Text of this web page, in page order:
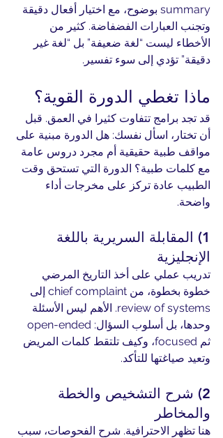
summary بوضوح، مع اختيار أفعال دقيقة
وتجنب العبارات الفضفاضة. كثير من
الأخطاء ليست “لغة ضعيفة” بل “لغة غير
دقيقة” تؤدي إلى سوء تفسير.
ماذا تغطي الدورة القوية؟
قد تجد برامج تتفاوت كثيرا في العمق. قبل
أن تختار، اسأل نفسك: هل الدورة مبنية على
مواقف طبية حقيقية أم مجرد دروس عامة
مع كلمات طبية؟ الدورة التي تستحق وقت
الطبيب عادة تركز على مخرجات أداء
واضحة.
1) المقابلة السريرية باللغة
الإنجليزية
تدريب عملي على أخذ التاريخ المرضي
خطوة بخطوة، من chief complaint إلى
review of systems. الأهم ليس الأسئلة
ثم focused، وكيف تلتقط كلمات المريض
وتعيد صياغتها للتأكد.
2) شرح التشخيص والخطة
والمخاطر
هنا تظهر الاحترافية. شرح الفحوصات، سبب